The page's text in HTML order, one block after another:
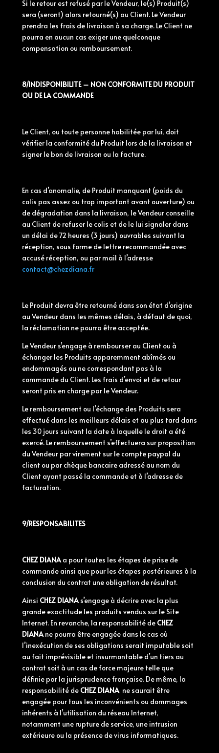
Si le retour est refusé par le Vendeur, le(s) Produit(s)
sera (seront) alors retourné(s) au Client. Le Vendeur
prendra les frais de livraison à sa charge. Le Client ne
pourra en aucun cas exiger une quelconque
compensation ou remboursement.
8/INDISPONIBILITE – NON CONFORMITE DU PRODUIT
OU DE LA COMMANDE
Le Client, ou toute personne habilitée par lui, doit
vérifier la conformité du Produit lors de la livraison et
signer le bon de livraison ou la facture.
En cas d’anomalie, de Produit manquant (poids du
colis pas assez ou trop important avant ouverture) ou
de dégradation dans la livraison, le Vendeur conseille
au Client de refuser le colis et de le lui signaler dans
un délai de 72 heures (3 jours) ouvrables suivant la
réception, sous forme de lettre recommandée avec
accusé réception, ou par mail à l’adresse
contact@chezdiana.fr
Le Produit devra être retourné dans son état d’origine
au Vendeur dans les mêmes délais, à défaut de quoi,
la réclamation ne pourra être acceptée.
Le Vendeur s’engage à rembourser au Client ou à
échanger les Produits apparemment abîmés ou
endommagés ou ne correspondant pas à la
commande du Client. Les frais d’envoi et de retour
seront pris en charge par le Vendeur.
Le remboursement ou l’échange des Produits sera
effectué dans les meilleurs délais et au plus tard dans
les 30 jours suivant la date à laquelle le droit a été
exercé. Le remboursement s’effectuera sur proposition
du Vendeur par virement sur le compte paypal du
client ou par chèque bancaire adressé au nom du
Client ayant passé la commande et à l’adresse de
facturation.
9/RESPONSABILITES
CHEZ DIANAa pour toutes les étapes de prise de
commande ainsi que pour les étapes postérieures à la
conclusion du contrat une obligation de résultat.
Ainsi CHEZ DIANA s’engage à décrire avec la plus
grande exactitude les produits vendus sur le Site
Internet. En revanche, la responsabilité de CHEZ
DIANA ne pourra être engagée dans le cas où
l’inexécution de ses obligations serait imputable soit
au fait imprévisible et insurmontable d’un tiers au
contrat soit à un cas de force majeure telle que
définie par la jurisprudence française. De même, la
responsabilité de CHEZ DIANA ne saurait être
engagée pour tous les inconvénients ou dommages
inhérents à l’utilisation du réseau Internet,
notamment une rupture de service, une intrusion
extérieure ou la présence de virus informatiques.